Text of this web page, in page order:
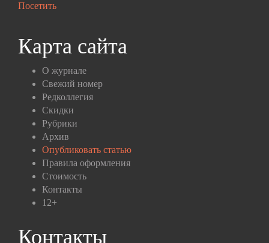
Посетить
Карта сайта
О журнале
Свежий номер
Редколлегия
Скидки
Рубрики
Архив
Опубликовать статью
Правила оформления
Стоимость
Контакты
12+
Контакты